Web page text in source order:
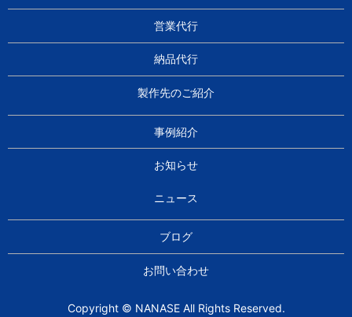
営業代行
納品代行
製作先のご紹介
事例紹介
お知らせ
ニュース
ブログ
お問い合わせ
Copyright © NANASE All Rights Reserved.